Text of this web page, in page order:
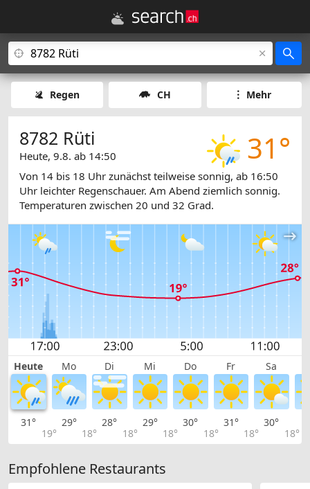
Regen CH Mehr
31°
8782 Rüti
Heute, 9.8. ab 14:50
Von 14 bis 18 Uhr zunächst teilweise sonnig, ab 16:50
Uhr leichter Regenschauer. Am Abend ziemlich sonnig.
Temperaturen zwischen 20 und 32 Grad.
Heute Mo Di Mi Do Fr Sa
31°
19°
29°
18°
28°
18°
29°
18°
30°
18°
31°
18°
30°
18°
Empfohlene Restaurants